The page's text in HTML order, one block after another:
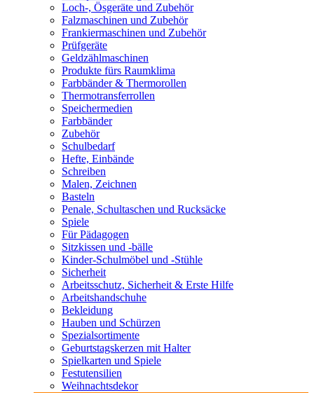
Loch-, Ösgeräte und Zubehör
Falzmaschinen und Zubehör
Frankiermaschinen und Zubehör
Prüfgeräte
Geldzählmaschinen
Produkte fürs Raumklima
Farbbänder & Thermorollen
Thermotransferrollen
Speichermedien
Farbbänder
Zubehör
Schulbedarf
Hefte, Einbände
Schreiben
Malen, Zeichnen
Basteln
Penale, Schultaschen und Rucksäcke
Spiele
Für Pädagogen
Sitzkissen und -bälle
Kinder-Schulmöbel und -Stühle
Sicherheit
Arbeitsschutz, Sicherheit & Erste Hilfe
Arbeitshandschuhe
Bekleidung
Hauben und Schürzen
Spezialsortimente
Geburtstagskerzen mit Halter
Spielkarten und Spiele
Festutensilien
Weihnachtsdekor